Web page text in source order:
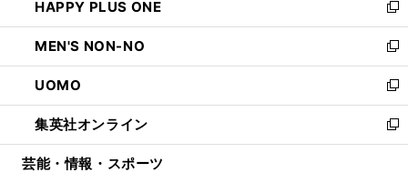
く
で
開
く
ド
ウ
で
開
く
ィ
ン
ド
ウ
で
開
く
い
ウ
ィ
ン
ド
ウ
で
開
HAPPY PLUS ONE
新
し
い
ウ
ィ
ン
ド
ウ
MEN'S NON-NO
新
し
い
ウ
ィ
ン
UOMO
新
し
い
ウ
集英社オンライン
新
し
芸能・情報・スポーツ